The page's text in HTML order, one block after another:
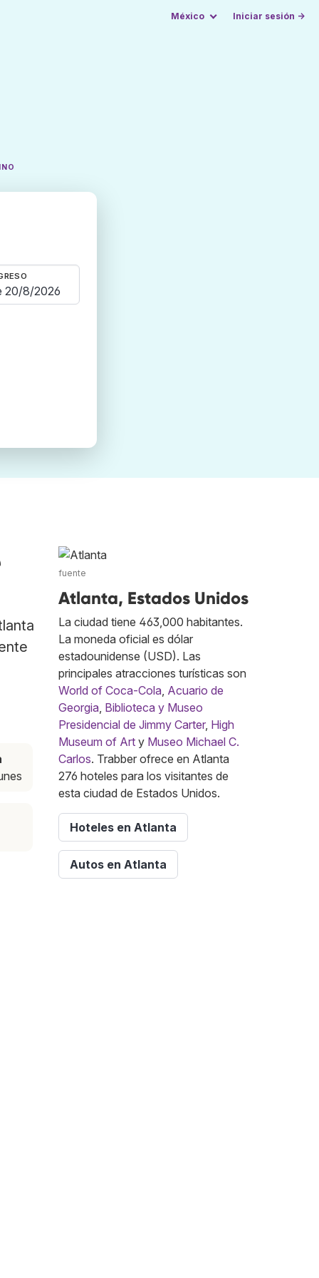
México Iniciar sesión →
fuente
Atlanta, Estados Unidos
La ciudad tiene 463,000 habitantes.
La moneda oficial es dólar
estadounidense (USD). Las
principales atracciones turísticas son
World of Coca-Cola, Acuario de
Georgia, Biblioteca y Museo
Presidencial de Jimmy Carter, High
Museum of Art y Museo Michael C.
Carlos. Trabber ofrece en Atlanta
276 hoteles para los visitantes de
esta ciudad de Estados Unidos.
Hoteles en Atlanta
Autos en Atlanta